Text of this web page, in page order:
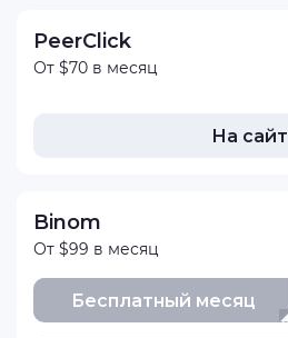
PeerClick
От $70 в месяц
На сайт
Binom
От $99 в месяц
Бесплатный месяц